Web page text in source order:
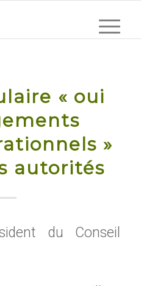
« oui
»
autorités
du Conseil